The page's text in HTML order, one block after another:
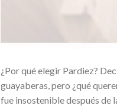
¿Por qué elegir Pardiez?
guayaberas, pero ¿qué
fue insostenible después de